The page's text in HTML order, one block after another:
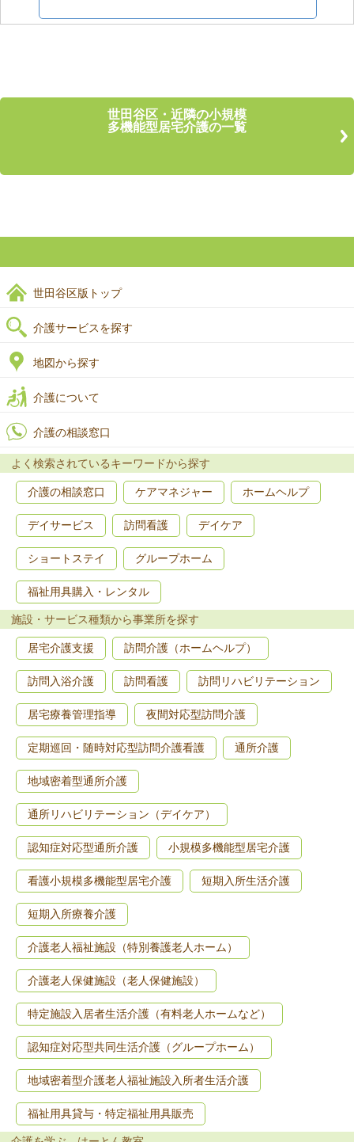
世田谷区・近隣の小規模
多機能型居宅介護の一覧
世田谷区版トップ
介護サービスを探す
地図から探す
介護について
介護の相談窓口
よく検索されているキーワードから探す
介護の相談窓口 ケアマネジャー ホームヘルプ
デイサービス 訪問看護 デイケア
ショートステイ グループホーム
福祉用具購入・レンタル
施設・サービス種類から事業所を探す
居宅介護支援 訪問介護（ホームヘルプ）
訪問入浴介護 訪問看護 訪問リハビリテーション
居宅療養管理指導 夜間対応型訪問介護
定期巡回・随時対応型訪問介護看護 通所介護
地域密着型通所介護
通所リハビリテーション（デイケア）
認知症対応型通所介護 小規模多機能型居宅介護
看護小規模多機能型居宅介護 短期入所生活介護
短期入所療養介護
介護老人福祉施設（特別養護老人ホーム）
介護老人保健施設（老人保健施設）
特定施設入居者生活介護（有料老人ホームなど）
認知症対応型共同生活介護（グループホーム）
地域密着型介護老人福祉施設入所者生活介護
福祉用具貸与・特定福祉用具販売